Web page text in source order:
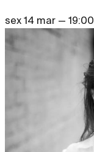
English
sex 14 mar — 19:00